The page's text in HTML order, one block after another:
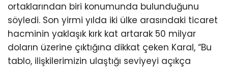
ortaklarından biri konumunda bulunduğunu
söyledi. Son yirmi yılda iki ülke arasındaki ticaret
hacminin yaklaşık kırk kat artarak 50 milyar
doların üzerine çıktığına dikkat çeken Karal, “Bu
tablo, ilişkilerimizin ulaştığı seviyeyi açıkça